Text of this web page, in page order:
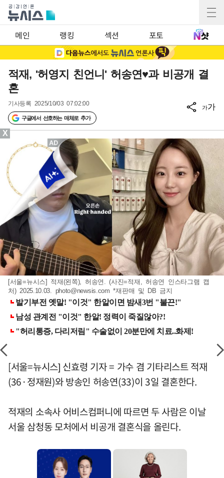
메인 랭킹 섹션 포토
적재, '허영지 친언니' 허송연♥과 비공개 결
혼
기사등록 2025/10/03 07:02:00
구글에서 선호하는 매체로 추가
가가
[서울=뉴시스] 적재(왼쪽), 허송연. (사진=적재, 허송연 인스타그램 캡
처) 2025.10.03. photo@newsis.com *재판매 및 DB 금지
[서울=뉴시스] 신효령 기자 = 가수 겸 기타리스트 적재
(36·정재원)와 방송인 허송연(33)이 3일 결혼한다.
적재의 소속사 어비스컴퍼니에 따르면 두 사람은 이날
서울 삼청동 모처에서 비공개 결혼식을 올린다.
X